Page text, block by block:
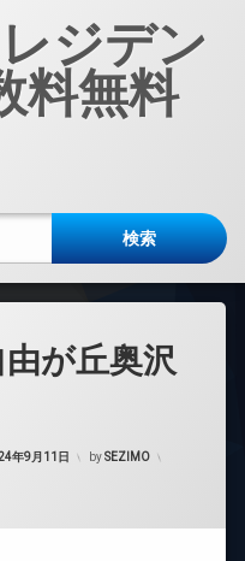
ジデン
料無料
:
が丘奥沢
年9月11日 bySEZIMO